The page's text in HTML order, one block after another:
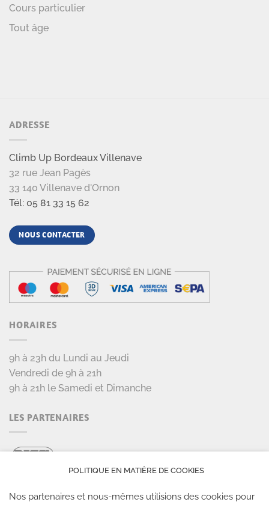
Cours particulier
Tout âge
ADRESSE
Climb Up Bordeaux Villenave
32 rue Jean Pagès
33 140 Villenave d'Ornon
Tél: 05 81 33 15 62
NOUS CONTACTER
HORAIRES
9h à 23h du Lundi au Jeudi
Vendredi de 9h à 21h
9h à 21h le Samedi et Dimanche
LES PARTENAIRES
POLITIQUE EN MATIÈRE DE COOKIES
Nos partenaires et nous-mêmes utilisions des cookies pour